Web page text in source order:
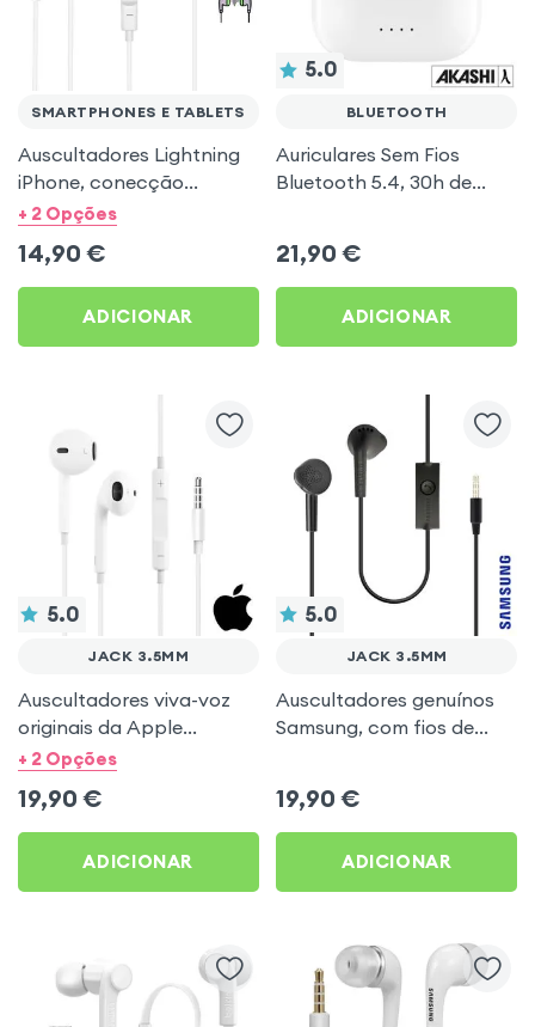
SMARTPHONES E TABLETS
Auscultadores Lightning
iPhone, conecção
Bluetooth com kit mãos-
+ 2 Opções
14,90 €
ADICIONAR
5.0
BLUETOOTH
Auriculares Sem Fios
Bluetooth 5.4, 30h de
21,90 €
ADICIONAR
5.0
JACK 3.5MM
Auscultadores viva-voz
originais da Apple
Earpods - branco
+ 2 Opções
19,90 €
ADICIONAR
5.0
JACK 3.5MM
Auscultadores genuínos
Samsung, com fios de
19,90 €
ADICIONAR